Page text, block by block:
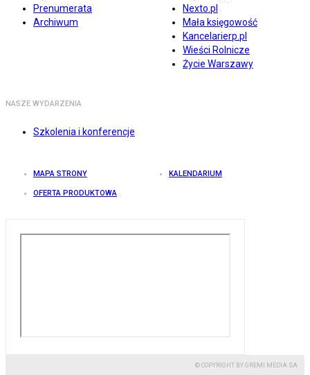
Prenumerata
Archiwum
Nexto.pl
Mała księgowość
Kancelarierp.pl
Wieści Rolnicze
Życie Warszawy
NASZE WYDARZENIA
Szkolenia i konferencje
MAPA STRONY KALENDARIUM
OFERTA PRODUKTOWA
© COPYRIGHT BY GREMI MEDIA SA